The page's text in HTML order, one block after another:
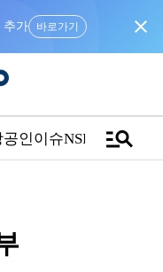
추가 바로가기 close
인이슈NSPTVmanage_search